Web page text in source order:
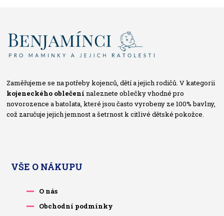
Zaměřujeme se na potřeby kojenců, dětí a jejich rodičů. V kategorii
kojeneckého oblečení naleznete oblečky vhodné pro
novorozence a batolata, které jsou často vyrobeny ze 100% bavlny,
což zaručuje jejich jemnost a šetrnost k citlivé dětské pokožce.
VŠE O NÁKUPU
O nás
Obchodní podmínky